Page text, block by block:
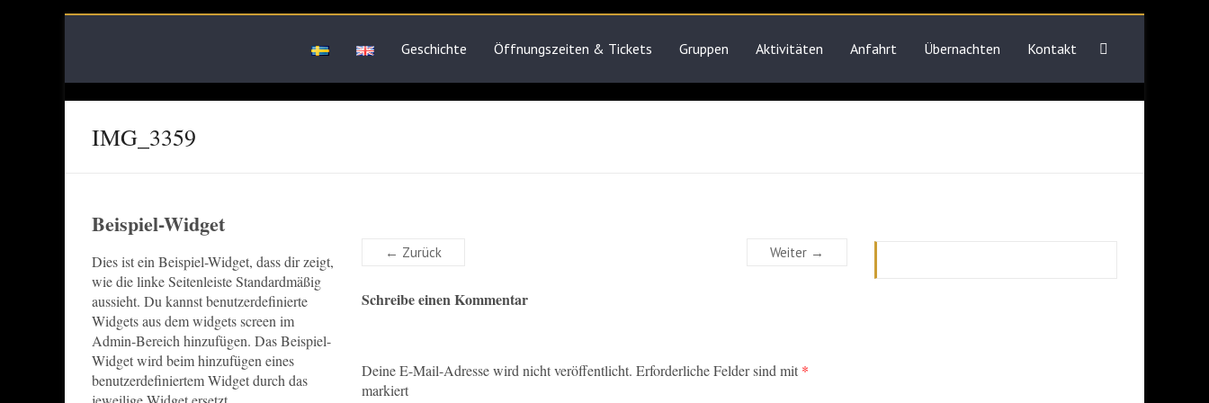
Geschichte Öffnungszeiten & Tickets Gruppen Aktivitäten Anfahrt Übernachten Kontakt
IMG_3359
← Zurück Weiter →
Schreibe einen Kommentar
Deine E-Mail-Adresse wird nicht veröffentlicht. Erforderliche Felder sind mit *
markiert
Beispiel-Widget
Dies ist ein Beispiel-Widget, dass dir zeigt,
wie die linke Seitenleiste Standardmäßig
aussieht. Du kannst benutzerdefinierte
Widgets aus dem widgets screen im
Admin-Bereich hinzufügen. Das Beispiel-
Widget wird beim hinzufügen eines
benutzerdefiniertem Widget durch das